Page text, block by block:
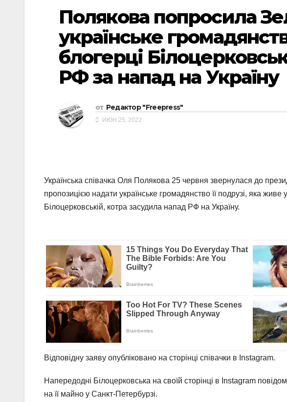
Полякова попросила
українське
блогерці
РФ за напад на Україну
от Редактор "Freepress"
ИЮН 25, 2022
Українська співачка Оля Полякова 25 червня звернулася до
пропозицією надати українське громадянство її подрузі, яка живе у
Білоцерковській, котра засудила напад РФ на Україну.
Відповідну заяву опубліковано на сторінці співачки в Instagram.
Напередодні Білоцерковська на своїй сторінці в Instagram
на її майно у Санкт-Петербурзі.